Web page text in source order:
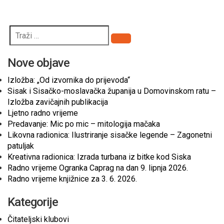
Pretraži
Nove objave
Izložba: „Od izvornika do prijevoda“
Sisak i Sisačko-moslavačka županija u Domovinskom ratu –
Izložba zavičajnih publikacija
Ljetno radno vrijeme
Predavanje: Mic po mic – mitologija mačaka
Likovna radionica: Ilustriranje sisačke legende – Zagonetni
patuljak
Kreativna radionica: Izrada turbana iz bitke kod Siska
Radno vrijeme Ogranka Caprag na dan 9. lipnja 2026.
Radno vrijeme knjižnice za 3. 6. 2026.
Kategorije
Čitateljski klubovi